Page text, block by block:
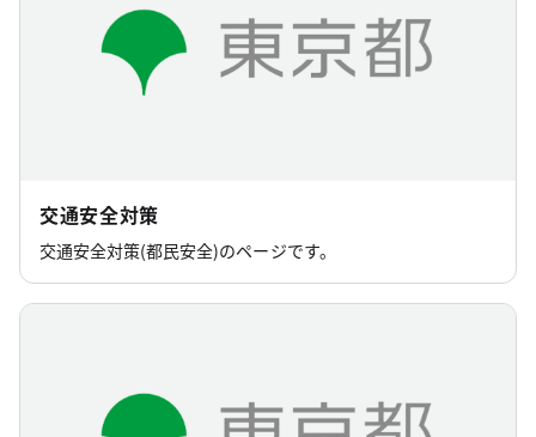
都民安全総合対策本部
令和8年度 東京子供応援協議会 総会の開催
交通安全対策
交通安全対策(都民安全)のページです。